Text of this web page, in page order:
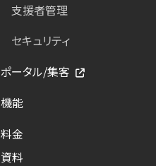
支援者管理
セキュリティ
ポータル/集客
機能
料金
資料